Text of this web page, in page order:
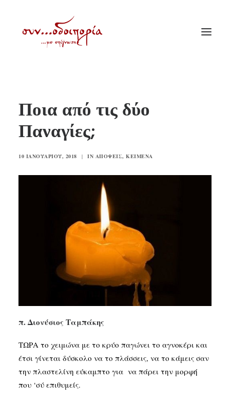
ΘΕΜΑΤΟΛΟΓΙΑ
ΑΝΑΚΟΙΝΩΣΕΙΣ
Ποια από τις δύο
Παναγίες;
10 ΙΑΝΟΥΑΡΊΟΥ, 2018 | IN ΑΠΌΨΕΙΣ, ΚΕΊΜΕΝΑ
π. Διονύσιος Ταμπάκης
ΤΩΡΑ το χειμώνα με το κρύο παγώνει το αγνοκέρι και
έτσι γίνεται δύσκολο να το πλάσσεις, να το κάμεις σαν
την πλαστελίνη εύκαμπτο για να πάρει την μορφή
που ‘σύ επιθυμείς.